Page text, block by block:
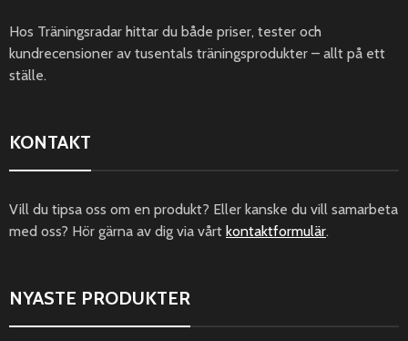
Hos Träningsradar hittar du både priser, tester och
kundrecensioner av tusentals träningsprodukter – allt på ett
ställe.
KONTAKT
Vill du tipsa oss om en produkt? Eller kanske du vill samarbeta
med oss? Hör gärna av dig via vårt kontaktformulär.
NYASTE PRODUKTER